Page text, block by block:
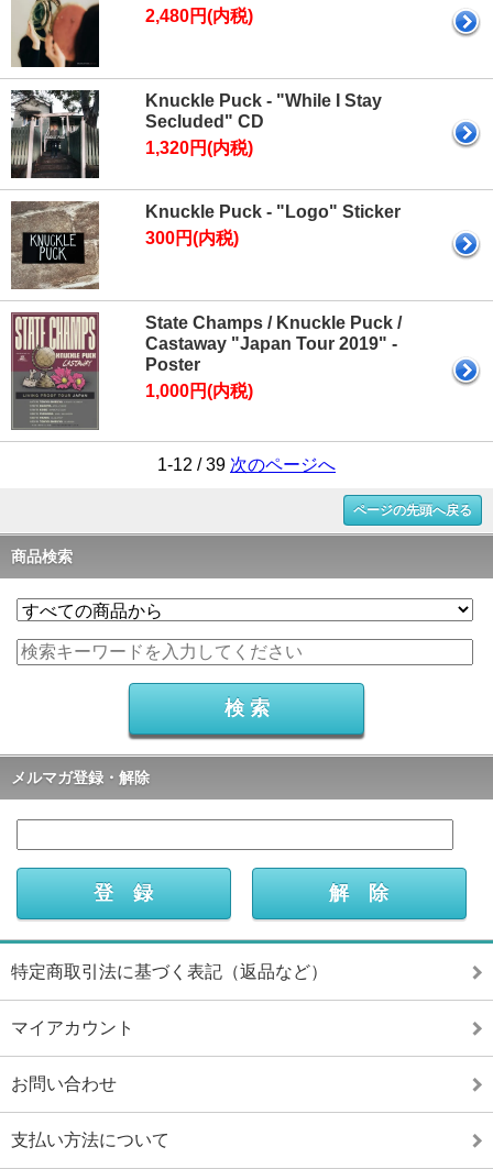
2,480円(内税)
Knuckle Puck - "While I Stay
Secluded" CD
1,320円(内税)
Knuckle Puck - "Logo" Sticker
300円(内税)
State Champs / Knuckle Puck /
Castaway "Japan Tour 2019" -
Poster
1,000円(内税)
1-12 / 39 次のページへ
ページの先頭へ戻る
商品検索
メルマガ登録・解除
特定商取引法に基づく表記（返品など）
マイアカウント
お問い合わせ
支払い方法について